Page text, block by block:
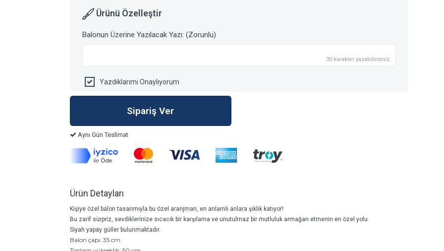
Ürünü Özelleştir
Balonun Üzerine Yazılacak Yazı: (Zorunlu)
30 karakter yazabilirsiniz.
Yazdıklarımı Onaylıyorum
Aynı Gün Teslimat
Ürün Detayları
Kişiye özel balon tasarımıyla bu özel aranjman, en anlamlı anlara şıklık katıyor!
Bu zarif sürpriz, sevdiklerinize sıcacık bir karşılama ve unutulmaz bir mutluluk armağan etmenin en özel yolu.
Siyah yapay güller bulunmaktadır.
Balon çapı: 35 cm